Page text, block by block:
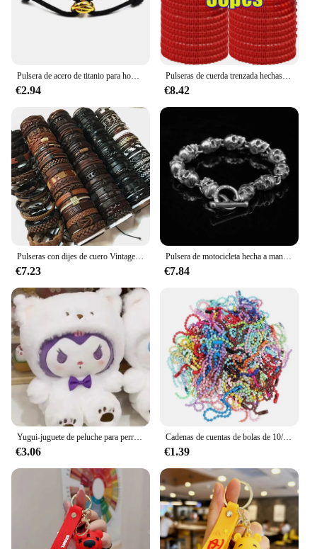
Pulsera de acero de titanio para hombre y mujer, brazalete de tres círculos con cuerda de colores, personalizado, bricolaje, marca clásica, venta al por mayor, nuevo, 2023
€2.94
Pulseras de cuerda trenzada hechas a mano para hombres y mujeres, Budista Tibetano, nudos de cuerda trenzada ajustables, joyería, venta al por mayor, Red Lucky
€8.42
Pulseras con dijes de cuero Vintage para hombres y mujeres, brazaletes ajustables de estilos mezclados, joyería de moda, venta al por mayor, 5 piezas por lote
€7.23
Pulsera de motocicleta hecha a mano de estilo americano para mujer, pulsera de cabeza de calavera Vintage Punk, joyería de estilo Batik, venta al por mayor
€7.84
Yugui-juguete de peluche para perro, muñeco de Pacha, máquina Kulomi, venta al por mayor
€3.06
Cadenas de cuentas de bolas de 10/100 piezas, llavero Diy, etiqueta de mano, Conector de pulsera, accesorios para hacer joyas, venta al por mayor
€1.39